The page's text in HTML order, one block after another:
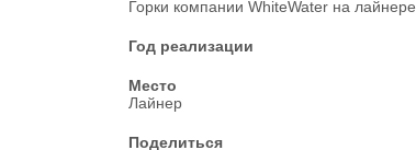
Горки компании WhiteWater на лайнере
Год реализации
Место
Лайнер
Поделиться